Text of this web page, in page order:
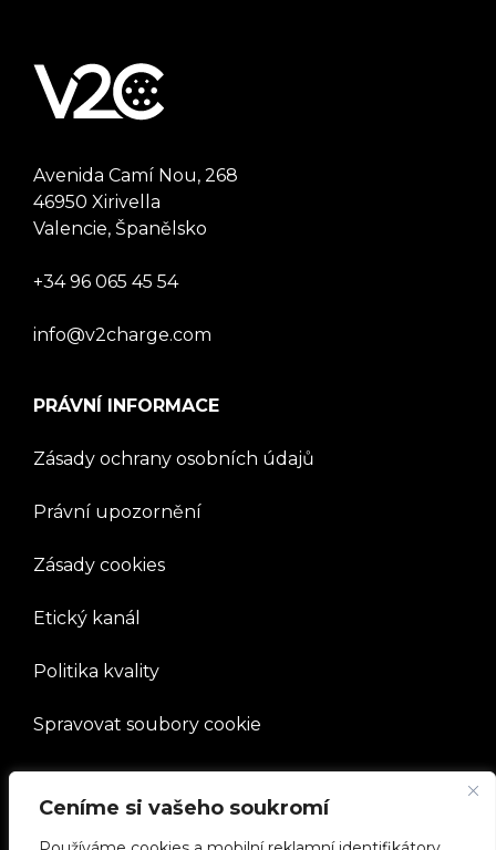
Ceníme si vašeho soukromí
Avenida Camí Nou, 268
46950 Xirivella
Valencie, Španělsko
+34 96 065 45 54
info@v2charge.com
PRÁVNÍ INFORMACE
Zásady ochrany osobních údajů
Právní upozornění
Zásady cookies
Etický kanál
Politika kvality
Spravovat soubory cookie
SPOLEČNOST